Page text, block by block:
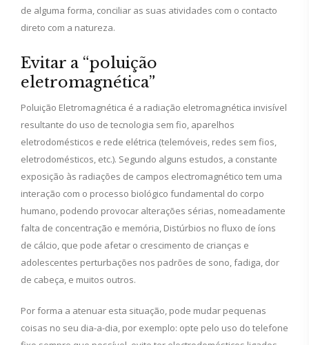
de alguma forma, conciliar as suas atividades com o contacto
direto com a natureza.
Evitar a “poluição
eletromagnética”
Poluição Eletromagnética é a radiação eletromagnética invisível
resultante do uso de tecnologia sem fio, aparelhos
eletrodomésticos e rede elétrica (telemóveis, redes sem fios,
eletrodomésticos, etc.). Segundo alguns estudos, a constante
exposição às radiações de campos electromagnético tem uma
interação com o processo biológico fundamental do corpo
humano, podendo provocar alterações sérias, nomeadamente
falta de concentração e memória, Distúrbios no fluxo de íons
de cálcio, que pode afetar o crescimento de crianças e
adolescentes perturbações nos padrões de sono, fadiga, dor
de cabeça, e muitos outros.
Por forma a atenuar esta situação, pode mudar pequenas
coisas no seu dia-a-dia, por exemplo: opte pelo uso do telefone